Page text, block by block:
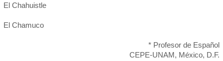
El Chahuistle
El Chamuco
* Profesor de Español
CEPE-UNAM, México, D.F.